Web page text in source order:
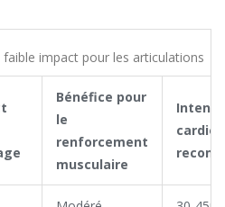
impact pour les articulations
Bénéfice pour
le
renforcement
musculaire
cardio